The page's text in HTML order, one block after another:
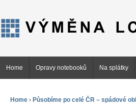
Home Opravy notebooků Na splátky
Home › Působíme po celé ČR – spádové